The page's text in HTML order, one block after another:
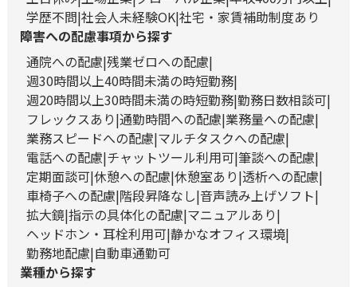
学歴不問 社会人未経験OK 社宅・家賃補助制度あり
障害への配慮事項から探す
通院への配慮 残業ゼロへの配慮
週30時間以上40時間未満の時短勤務
週20時間以上30時間未満の時短勤務 勤務日数相談可
フレックスあり 通勤時間への配慮 業務量への配慮
業務スピードへの配慮 マルチタスクへの配慮
電話への配慮 チャットツール利用可 筆談への配慮
定期面談可 休憩への配慮 休憩室あり 透析への配慮
車椅子への配慮 階段昇降なし 音声読み上げソフト
拡大鏡 指示の具体化の配慮 マニュアルあり
ヘッドホン・耳栓利用可 静かなオフィス環境
勤務地配慮 自動車通勤可
業種から探す